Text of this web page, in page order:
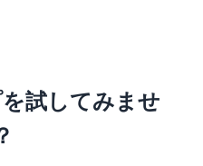
試してみませ